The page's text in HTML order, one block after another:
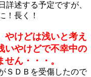
詳述する予定ですが、
！長く！
やけどは浅いと考え
いやけどで不幸中の
ん・・・。
ＳＤＢを受傷したので